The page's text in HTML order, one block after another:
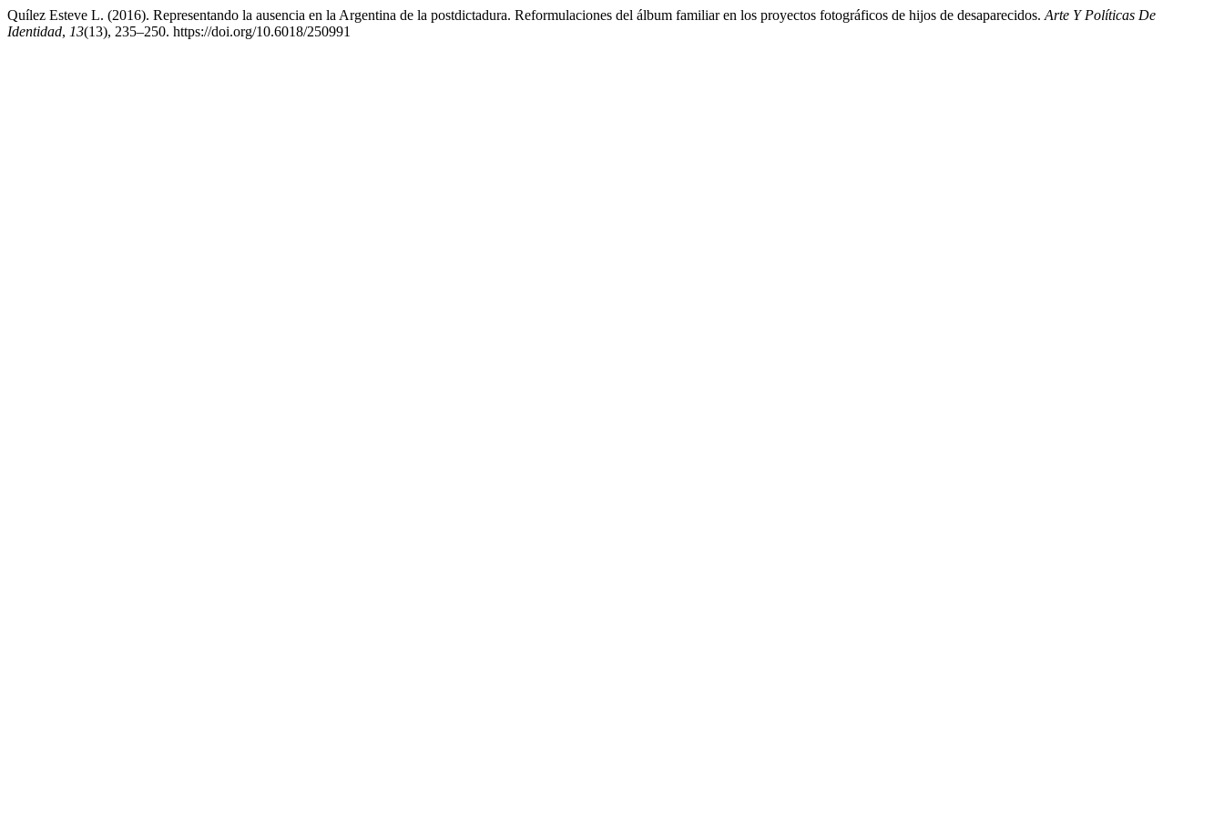
Quílez Esteve L. (2016). Representando la ausencia en la Argentina de la postdictadura. Reformulaciones del álbum familiar en los proyectos fotográficos de hijos de desaparecidos. Arte Y Políticas De
Identidad, 13(13), 235–250. https://doi.org/10.6018/250991